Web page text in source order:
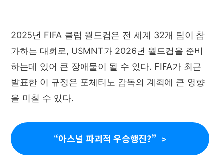
2025년 FIFA 클럽 월드컵은 전 세계 32개 팀이 참
가하는 대회로, USMNT가 2026년 월드컵을 준비
하는데 있어 큰 장애물이 될 수 있다. FIFA가 최근
발표한 이 규정은 포체티노 감독의 계획에 큰 영향
을 미칠 수 있다.
“아스널 파괴적 우승행진?”